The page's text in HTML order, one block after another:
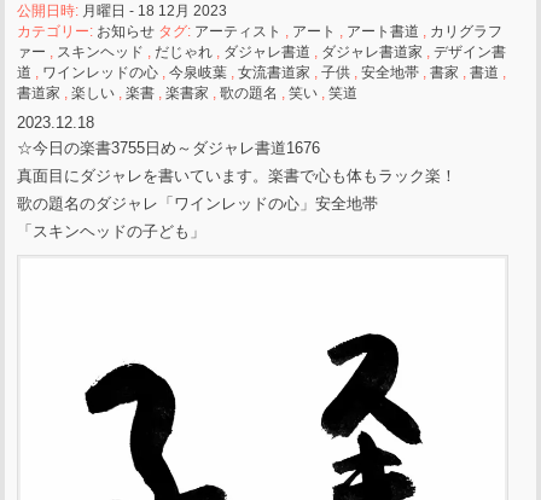
公開日時: 月曜日 - 18 12月 2023
カテゴリー: お知らせ タグ: アーティスト アート アート書道
カリグラフ
ァー
スキンヘッド だじゃれ ダジャレ書道 ダジャレ書道家 ,デザイン書
道
ワインレッドの心 ,今泉岐葉 ,女流書道家 ,子供 ,安全地帯 ,書家 ,書道
書道家
,楽しい ,楽書 ,楽書家 ,歌の題名 ,笑い ,笑道
2023.12.18
☆今日の楽書3755日め～ダジャレ書道1676
真面目にダジャレを書いています。楽書で心も体もラック楽！
歌の題名のダジャレ「ワインレッドの心」安全地帯
「スキンヘッドの子ども」